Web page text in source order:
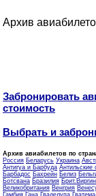
Архив
Забронировать
стоимость
Выбрать и
Архив авиабилетов по
Россия Беларусь Украина
Антигуа и Барбуда Антильские
Барбадос Бахрейн Белиз
Ботсвана Бразилия
Великобритания Венгрия
Гамбия Гана Гваделупа